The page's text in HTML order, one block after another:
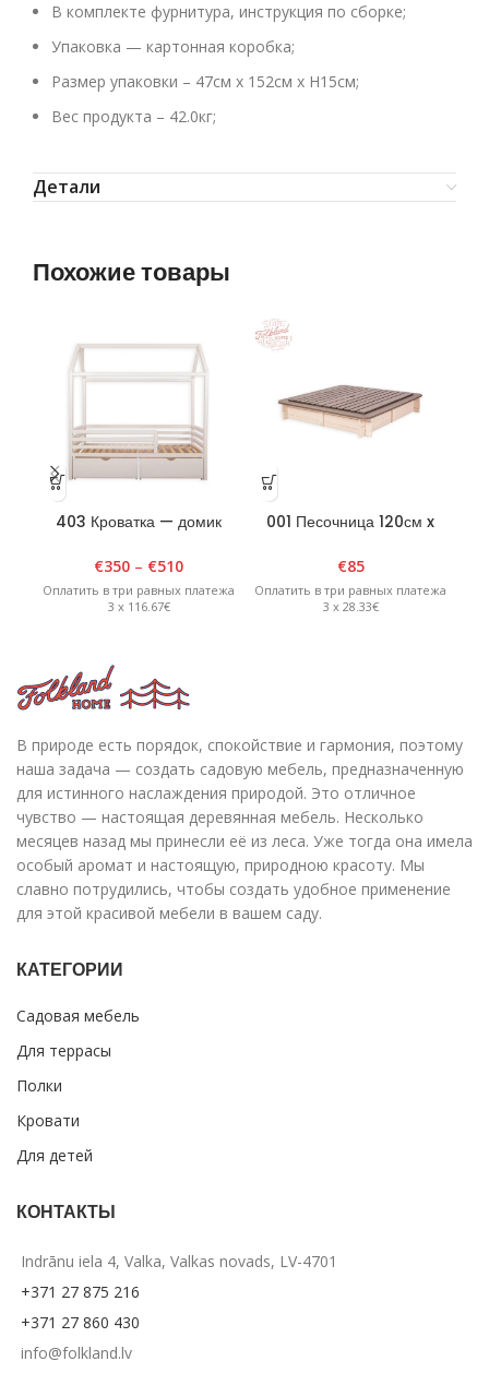
В комплекте фурнитура, инструкция по сборке;
Упаковка — картонная коробка;
Размер упаковки – 47см х 152см х H15см;
Вес продукта – 42.0кг;
Детали
Похожие товары
403 Кроватка — домик
Белая
€350 – €510
Оплатить в три равных платежа
3 x 116.67€
001 Песочница 120см x
четырехугольная со
съемной крышкой —
белый/графит
€85
Оплатить в три равных платежа
3 x 28.33€
В природе есть порядок, спокойствие и гармония, поэтому
наша задача — создать садовую мебель, предназначенную
для истинного наслаждения природой. Это отличное
чувство — настоящая деревянная мебель. Несколько
месяцев назад мы принесли её из леса. Уже тогда она имела
особый аромат и настоящую, природною красоту. Мы
славно потрудились, чтобы создать удобное применение
для этой красивой мебели в вашем саду.
КАТЕГОРИИ
Садовая мебель
Для террасы
Полки
Кровати
Для детей
КОНТАКТЫ
Indrānu iela 4, Valka, Valkas novads, LV-4701
+371 27 875 216
+371 27 860 430
info@folkland.lv